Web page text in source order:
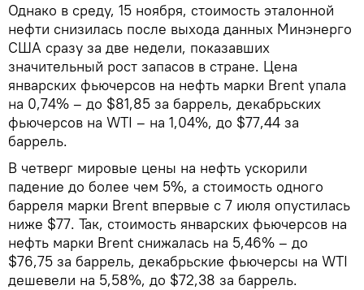
Однако в среду, 15 ноября, стоимость эталонной
нефти снизилась после выхода данных Минэнерго
США сразу за две недели, показавших
значительный рост запасов в стране. Цена
январских фьючерсов на нефть марки Brent упала
на 0,74% – до $81,85 за баррель, декабрьских
фьючерсов на WTI – на 1,04%, до $77,44 за
баррель.
В четверг мировые цены на нефть ускорили
падение до более чем 5%, а стоимость одного
барреля марки Brent впервые с 7 июля опустилась
ниже $77. Так, стоимость январских фьючерсов на
нефть марки Brent снижалась на 5,46% – до
$76,75 за баррель, декабрьские фьючерсы на WTI
дешевели на 5,58%, до $72,38 за баррель.